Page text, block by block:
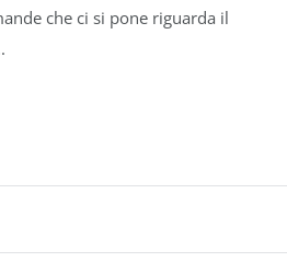
che ci si pone riguarda il